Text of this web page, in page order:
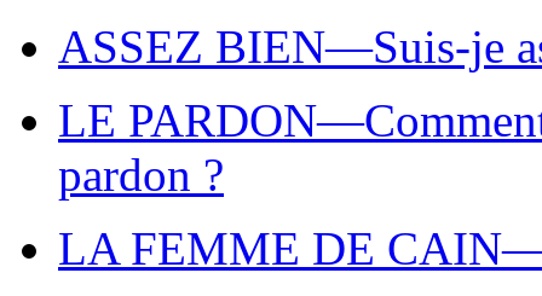
ASSEZ BIEN—Suis-je
LE
pardon ?
LA FEMME DE